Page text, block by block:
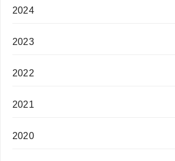
2024
2023
2022
2021
2020